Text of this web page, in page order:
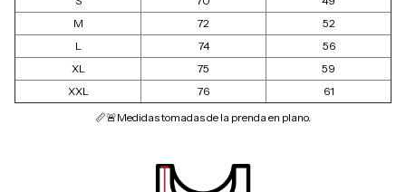
M
72
52
L
74
56
XL
75
59
XXL
76
61
📏🚨Medidas tomadas de la prenda en plano.